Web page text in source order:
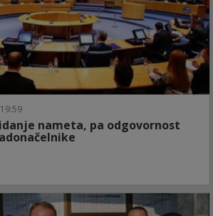
nameta, pa odgovornost